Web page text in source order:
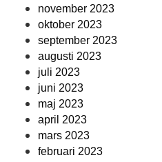
november 2023
oktober 2023
september 2023
augusti 2023
juli 2023
juni 2023
maj 2023
april 2023
mars 2023
februari 2023